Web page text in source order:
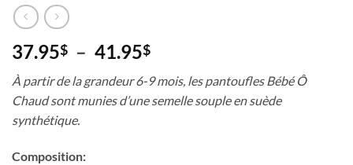
37.95$ – 41.95$Plage
prix :
37.95$
À partir de la grandeur 6-9 mois, les pantoufles Bébé Ô
Chaud sont munies d’une semelle souple en suède
synthétique.
Composition: